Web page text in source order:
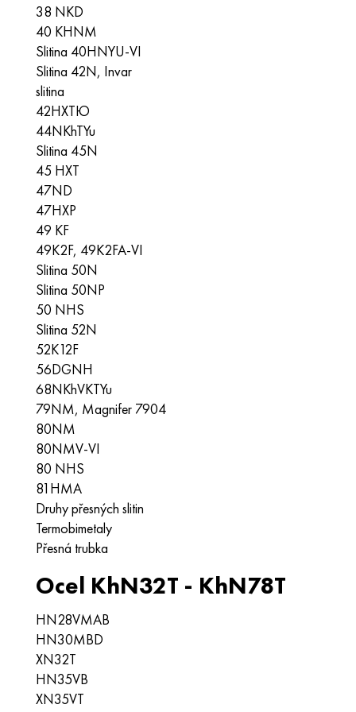
38 NKD
40 KHNM
Slitina 40HNYU-VI
Slitina 42N, Invar
slitina
42НХТЮ
44NKhTYu
Slitina 45N
45 НХТ
47ND
47НХР
49 KF
49K2F, 49K2FA-VI
Slitina 50N
Slitina 50NP
50 NHS
Slitina 52N
52K12F
56DGNH
68NKhVKTYu
79NM, Magnifer 7904
80NM
80NMV-VI
80 NHS
81HMA
Druhy přesných slitin
Termobimetaly
Přesná trubka
Ocel KhN32T - KhN78T
HN28VMAB
HN30MBD
XN32T
HN35VB
XN35VT
Hastelloy C-276
Hastelloy C2000
Hastelloy 3
Hastelloy x
Udimet 500
Udimet 720
40XFA, 1,7223, AISI 4142
45X, 45h, 1,7035
45HN2MFA, k2425, 45hnmf
A40G, 44smn28, 1.0762, 46s20